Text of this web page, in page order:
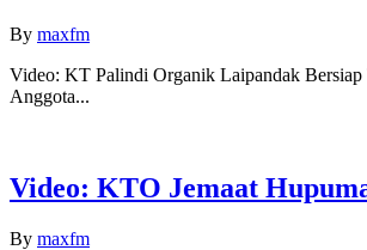
By maxfm
Video: KT Palindi Organik Laipandak Bersiap
Anggota...
Video: KTO Jemaat
By maxfm